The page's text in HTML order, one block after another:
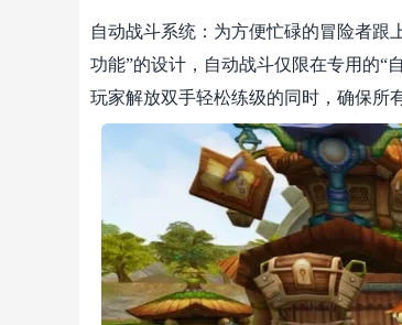
自动战斗系统：为方便忙碌的冒险者跟
功能”的设计，自动战斗仅限在专用的“
玩家解放双手轻松练级的同时，确保所